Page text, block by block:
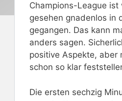
Champions-League ist
gesehen gnadenlos in
gegangen. Das kann
anders sagen.
positive Aspekte, aber
schon so klar
Die ersten sechzig